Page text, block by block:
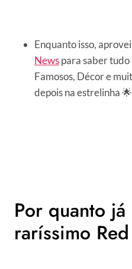
Enquanto isso,
Newspara saber
Famosos, Décor e
depois na estrelinha
Por quanto
raríssimo